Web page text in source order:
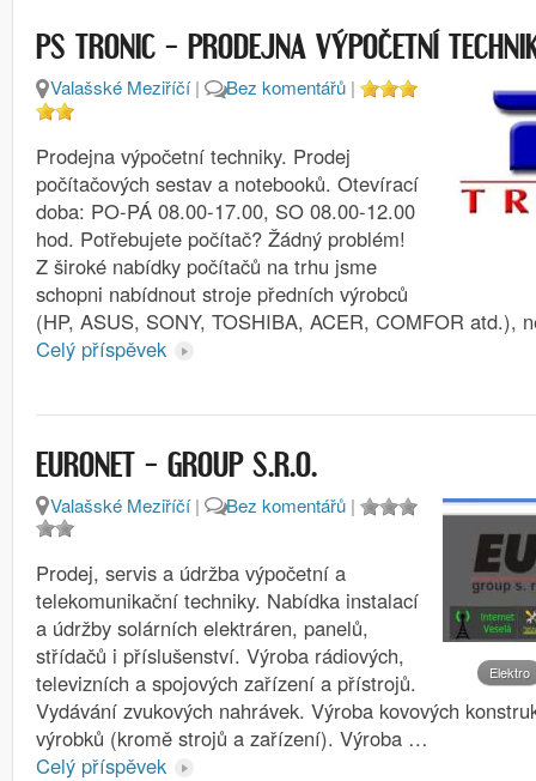
PS TRONIC – PRODEJNA VÝPOČETNÍ
Valašské Meziříčí| Bez komentářů |
Prodejna výpočetní techniky. Prodej
počítačových sestav a notebooků. Otevírací
doba: PO-PÁ 08.00-17.00, SO 08.00-12.00
hod. Potřebujete počítač? Žádný problém!
Z široké nabídky počítačů na trhu jsme
schopni nabídnout stroje předních výrobců
(HP, ASUS, SONY, TOSHIBA, ACER, COMFOR atd.),
Celý příspěvek
EURONET – GROUP S.R.O.
Elektro
Valašské Meziříčí| Bez komentářů |
Prodej, servis a údržba výpočetní a
telekomunikační techniky. Nabídka instalací
a údržby solárních elektráren, panelů,
střídačů i příslušenství. Výroba rádiových,
televizních a spojových zařízení a přístrojů.
Vydávání zvukových nahrávek. Výroba kovových
výrobků (kromě strojů a zařízení). Výroba …
Celý příspěvek